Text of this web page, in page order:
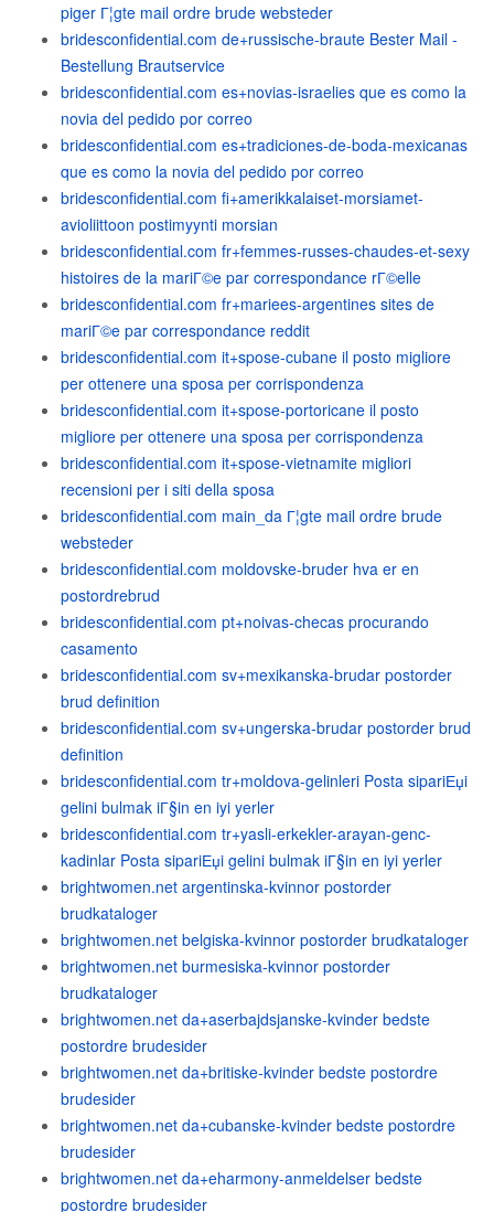
piger Г¦gte mail ordre brude websteder
bridesconfidential.com de+russische-braute Bester Mail -
Bestellung Brautservice
bridesconfidential.com es+novias-israelies que es como la
novia del pedido por correo
bridesconfidential.com es+tradiciones-de-boda-mexicanas
que es como la novia del pedido por correo
bridesconfidential.com fi+amerikkalaiset-morsiamet-
avioliittoon postimyynti morsian
bridesconfidential.com fr+femmes-russes-chaudes-et-sexy
histoires de la mariГ©e par correspondance rГ©elle
bridesconfidential.com fr+mariees-argentines sites de
mariГ©e par correspondance reddit
bridesconfidential.com it+spose-cubane il posto migliore
per ottenere una sposa per corrispondenza
bridesconfidential.com it+spose-portoricane il posto
migliore per ottenere una sposa per corrispondenza
bridesconfidential.com it+spose-vietnamite migliori
recensioni per i siti della sposa
bridesconfidential.com main_da Г¦gte mail ordre brude
websteder
bridesconfidential.com moldovske-bruder hva er en
postordrebrud
bridesconfidential.com pt+noivas-checas procurando
casamento
bridesconfidential.com sv+mexikanska-brudar postorder
brud definition
bridesconfidential.com sv+ungerska-brudar postorder brud
definition
bridesconfidential.com tr+moldova-gelinleri Posta sipariЕџi
gelini bulmak iГ§in en iyi yerler
bridesconfidential.com tr+yasli-erkekler-arayan-genc-
kadinlar Posta sipariЕџi gelini bulmak iГ§in en iyi yerler
brightwomen.net argentinska-kvinnor postorder
brudkataloger
brightwomen.net belgiska-kvinnor postorder brudkataloger
brightwomen.net burmesiska-kvinnor postorder
brudkataloger
brightwomen.net da+aserbajdsjanske-kvinder bedste
postordre brudesider
brightwomen.net da+britiske-kvinder bedste postordre
brudesider
brightwomen.net da+cubanske-kvinder bedste postordre
brudesider
brightwomen.net da+eharmony-anmeldelser bedste
postordre brudesider